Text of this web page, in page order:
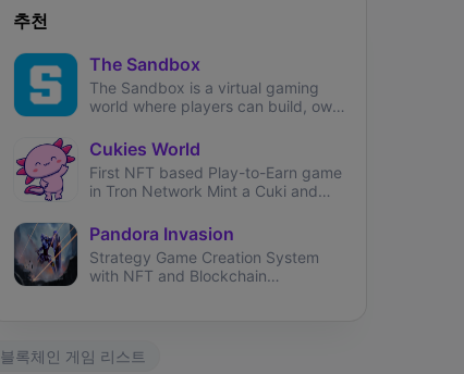
추천
The Sandbox
The Sandbox is a virtual gaming
world where players can build, own,
experiences.
Cukies World
First NFT based Play-to-Earn game
in Tron Network Mint a Cuki and
Pandora Invasion
Strategy Game Creation System
with NFT and Blockchain
블록체인 게임 리스트